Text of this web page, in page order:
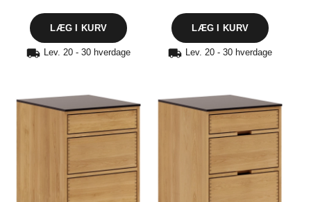
Lev. 20 - 30 hverdage Lev. 20 - 30 hverdage